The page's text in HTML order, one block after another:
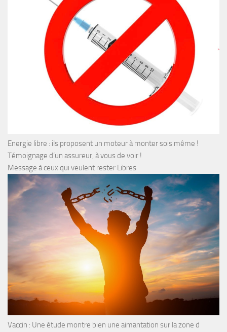
Energie libre : ils proposent un moteur à monter sois même !
Témoignage d’un assureur, à vous de voir !
Message à ceux qui veulent rester Libres
Vaccin : Une étude montre bien une aimantation sur la zone d